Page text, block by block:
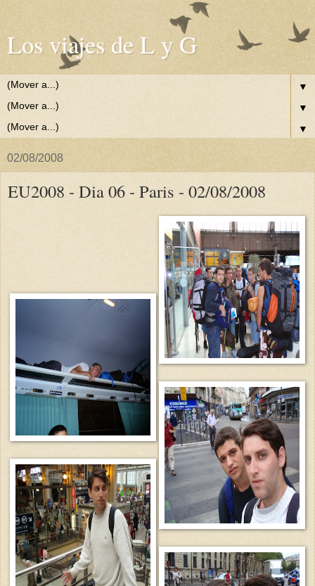
Los viajes de L y G
▼
▼
▼
02/08/2008
EU2008 - Dia 06 - Paris - 02/08/2008